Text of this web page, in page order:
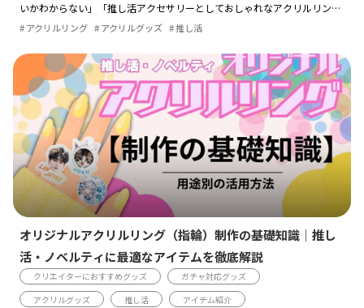
いかわからない」「推し活アクセサリーとしておしゃれなアクリルリング
（指輪）を作りたいが、小ロットでも対応してもらえるの？」そんな疑問
アクリルリング アクリルグッズ 推し活
オリジナルアクリルリング（指輪）制作の基礎知識｜推し
活・ノベルティに最適なアイテムを徹底解説
クリエイターにおすすめグッズ
ガチャ対応グッズ
アクリルグッズ
推し活 アイテム紹介